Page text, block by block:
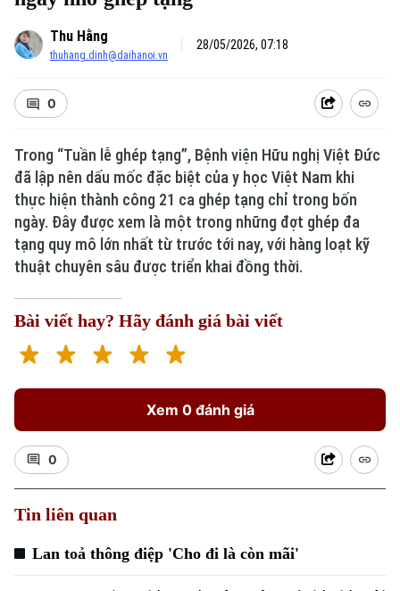
Xu hướng
Thu Hằng
thuhang.dinh@daihanoi.vn
28/05/2026, 07:18
0
Trong “Tuần lễ ghép tạng”, Bệnh viện Hữu nghị Việt Đức
đã lập nên dấu mốc đặc biệt của y học Việt Nam khi
thực hiện thành công 21 ca ghép tạng chỉ trong bốn
ngày. Đây được xem là một trong những đợt ghép đa
tạng quy mô lớn nhất từ trước tới nay, với hàng loạt kỹ
thuật chuyên sâu được triển khai đồng thời.
Bài viết hay? Hãy đánh giá bài viết
Xem 0 đánh giá
0
Tin liên quan
Lan toả thông điệp 'Cho đi là còn mãi'